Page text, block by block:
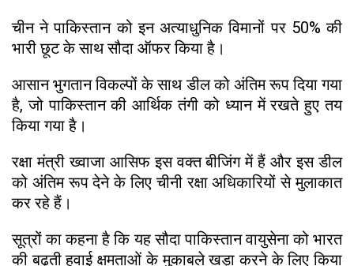
चीन ने पाकिस्तान को इन अत्याधुनिक विमानों पर 50% की
भारी छूट के साथ सौदा ऑफर किया है।
आसान भुगतान विकल्पों के साथ डील को अंतिम रूप दिया गया
है, जो पाकिस्तान की आर्थिक तंगी को ध्यान में रखते हुए तय
किया गया है।
रक्षा मंत्री ख्वाजा आसिफ इस वक्त बीजिंग में हैं और इस डील
को अंतिम रूप देने के लिए चीनी रक्षा अधिकारियों से मुलाकात
कर रहे हैं।
सूत्रों का कहना है कि यह सौदा पाकिस्तान वायुसेना को भारत
की बढ़ती हवाई क्षमताओं के मुकाबले खड़ा करने के लिए किया